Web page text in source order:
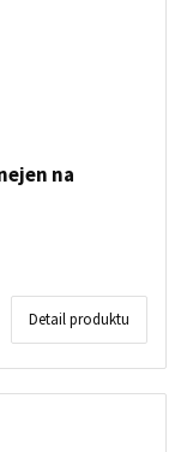
na
Detail produktu